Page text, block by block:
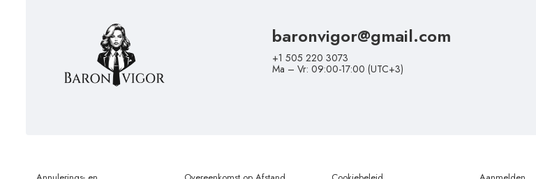
baronvigor@gmail.com
+1 505 220 3073
Ma – Vr: 09:00-17:00 (UTC+3)